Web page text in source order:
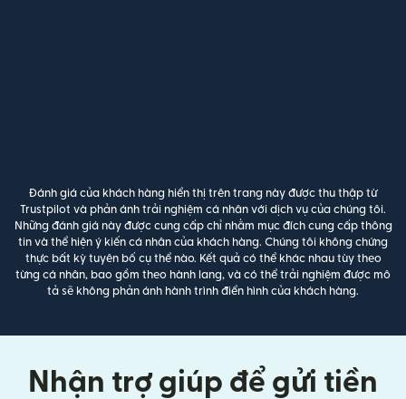
Đánh giá của khách hàng hiển thị trên trang này được thu thập từ
Trustpilot và phản ánh trải nghiệm cá nhân với dịch vụ của chúng tôi.
Những đánh giá này được cung cấp chỉ nhằm mục đích cung cấp thông
tin và thể hiện ý kiến cá nhân của khách hàng. Chúng tôi không chứng
thực bất kỳ tuyên bố cụ thể nào. Kết quả có thể khác nhau tùy theo
từng cá nhân, bao gồm theo hành lang, và có thể trải nghiệm được mô
tả sẽ không phản ánh hành trình điển hình của khách hàng.
Nhận trợ giúp để gửi tiền